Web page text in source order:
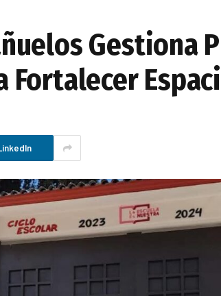
Gestiona
Fortalecer